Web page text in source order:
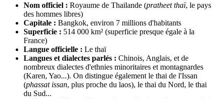
Nom officiel : Royaume de Thailande (pratheet thaï, le pays
des hommes libres)
Capitale : Bangkok, environ 7 millions d'habitants
Superficie : 514 000 km² (superficie presque égale à la
France)
Langue officielle : Le thaï
Langues et dialectes parlés : Chinois, Anglais, et de
nombreux dialectes d'ethnies minoritaires et montagnardes
(Karen, Yao...). On distingue également le thai de l'Issan
(phassat issan, plus proche du laos), le thai du Nord, le thai
du Sud...